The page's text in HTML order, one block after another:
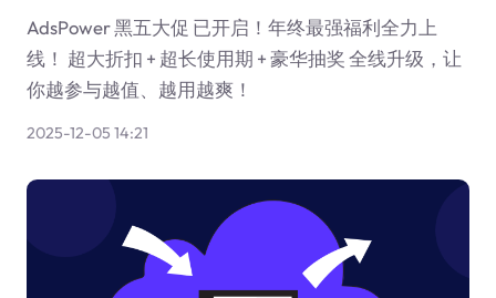
AdsPower 黑五大促 已开启！年终最强福利全力上
线！ 超大折扣 + 超长使用期 + 豪华抽奖 全线升级，让
你越参与越值、越用越爽！
2025-12-05 14:21